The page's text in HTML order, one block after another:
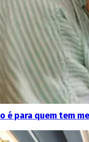
é para quem tem